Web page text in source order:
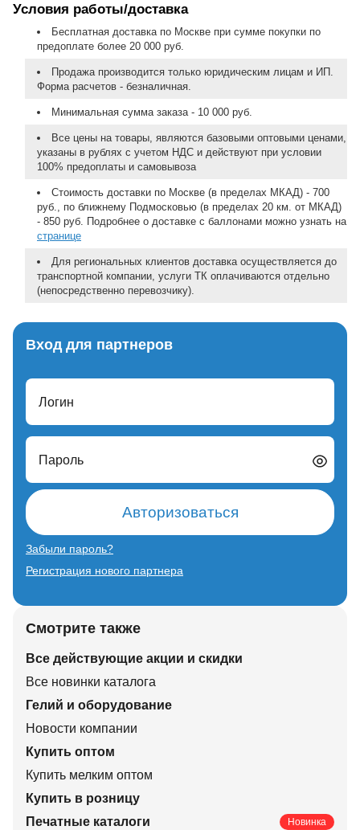
Условия работы/доставка
Бесплатная доставка по Москве при сумме покупки по
предоплате более 20 000 руб.
Продажа производится только юридическим лицам и ИП.
Форма расчетов - безналичная.
Минимальная сумма заказа - 10 000 руб.
Все цены на товары, являются базовыми оптовыми ценами,
указаны в рублях с учетом НДС и действуют при условии
100% предоплаты и самовывоза
Стоимость доставки по Москве (в пределах МКАД) - 700
руб., по ближнему Подмосковью (в пределах 20 км. от МКАД)
- 850 руб. Подробнее о доставке с баллонами можно узнать на
странице
Для региональных клиентов доставка осуществляется до
транспортной компании, услуги ТК оплачиваются отдельно
(непосредственно перевозчику).
Вход для партнеров
Логин
Пароль
Авторизоваться
Забыли пароль?
Регистрация нового партнера
Смотрите также
Все действующие акции и скидки
Все новинки каталога
Гелий и оборудование
Новости компании
Купить оптом
Купить мелким оптом
Купить в розницу
Печатные каталоги
Новинка